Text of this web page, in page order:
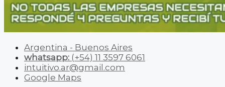
Argentina - Buenos Aires
whatsapp: (+54) 11 3597 6061
intuitivo.ar@gmail.com
Google Maps